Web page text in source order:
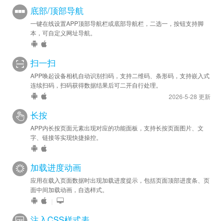
底部/顶部导航
一键在线设置APP顶部导航栏或底部导航栏，二选一，按钮支持脚
本，可自定义网址导航。
扫一扫
APP唤起设备相机自动识别扫码，支持二维码、条形码，支持嵌入式
连续扫码，扫码获得数据结果后可二开自行处理。
2026-5-28 更新
长按
APP内长按页面元素出现对应的功能面板，支持长按页面图片、文
字、链接等实现快捷操控。
加载进度动画
应用在载入页面数据时出现加载进度提示，包括页面顶部进度条、页
面中间加载动画，自选样式。
|